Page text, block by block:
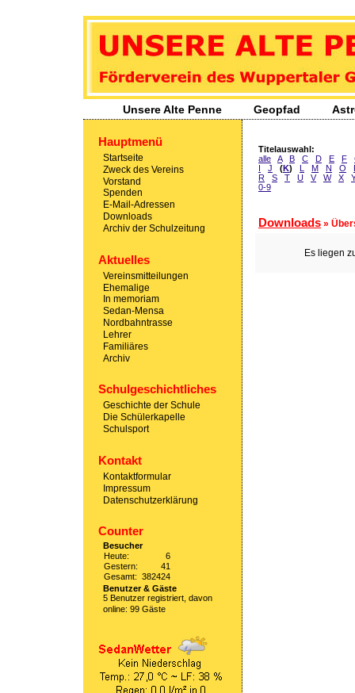
Unsere Alte Penne
- Förderverein des Wuppertaler Gymnasiums
Unsere Alte Penne Geopfad
Hauptmenü
Startseite
Zweck des Vereins
Vorstand
Spenden
E-Mail-Adressen
Downloads
Archiv der Schulzeitung
Aktuelles
Vereinsmitteilungen
Ehemalige
In memoriam
Sedan-Mensa
Nordbahntrasse
Lehrer
Familiäres
Archiv
Schulgeschichtliches
Geschichte der Schule
Die Schülerkapelle
Schulsport
Kontakt
Kontaktformular
Impressum
Datenschutzerklärung
Counter
Besucher
Heute:
6
Gestern:
41
Gesamt: 382424
Benutzer & Gäste
5 Benutzer registriert, davon
online: 99 Gäste
Titelauswahl:
alle
A B C D E F
I
J (K) L M N O
R
S T U V W X
0-9
Downloads »
Es liegen